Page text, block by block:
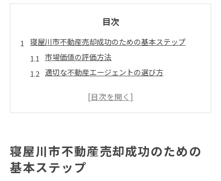
目次
寝屋川市不動産売却成功のための基本ステップ
市場価値の評価方法
適切な不動産エージェントの選び方
効果的な広告戦略
寝屋川市不動産売却で市場動向を利用する秘訣
最新の市場動向を把握する方法
寝屋川市不動産売却成功のための
基本ステップ